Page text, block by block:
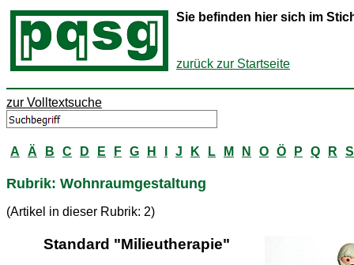
Sie befinden hier sich im
zurück zur Startseite
zur Volltextsuche
A Ä B C D E F G H J K L M N O Ö P Q R S
Rubrik: Wohnraumgestaltung
(Artikel in dieser Rubrik: 2)
Standard "Milieutherapie"